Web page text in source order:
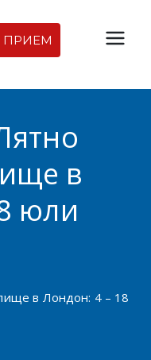
ПРИЕМ
в
юли
в Лондон: 4 – 18